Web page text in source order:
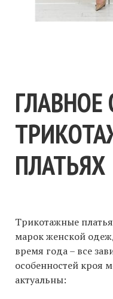
ГЛАВНОЕ
ПЛАТЬЯХ
Трикотажные
марок женской
время года – все
особенностей кроя
актуальны: